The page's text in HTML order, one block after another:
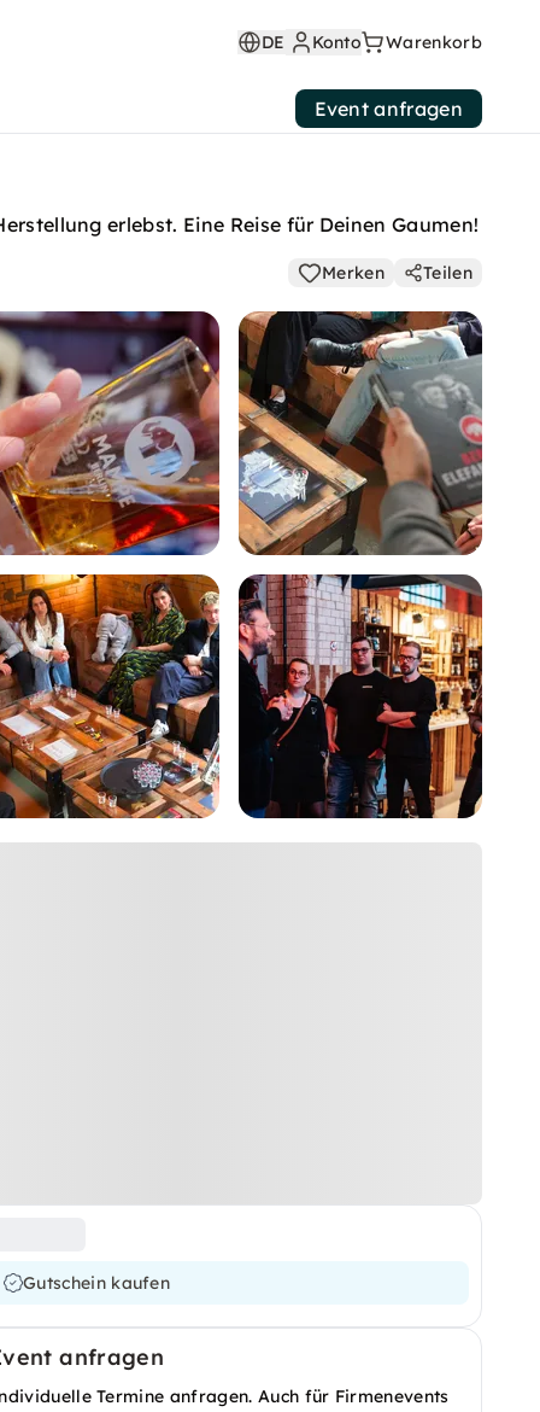
DE Konto Warenkorb
Event anfragen
erlebst. Eine Reise für Deinen Gaumen!
Merken Teilen
Gutschein kaufen
anfragen
Termine anfragen. Auch für Firmenevents